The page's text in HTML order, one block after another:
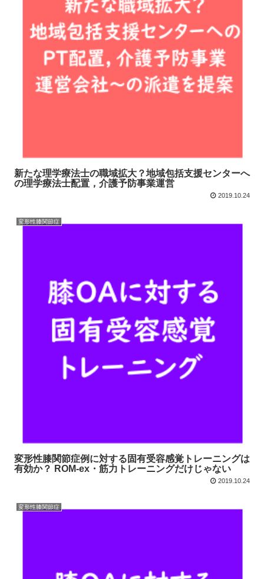
新たな理学療法士の職域拡大？地域包括支援センターへ
の理学療法士配置，介護予防事業運営
2019.10.24
変形性膝関節症
変形性膝関節症例に対する固有受容感覚トレーニングは
有効か？ ROM-ex・筋力トレーニングだけじゃない
2019.10.24
変形性膝関節症